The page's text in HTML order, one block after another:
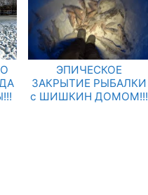
ЭПИЧЕСКОЕ
ЗАКРЫТИЕ РЫБАЛКИ
с ШИШКИН ДОМОМ!!!